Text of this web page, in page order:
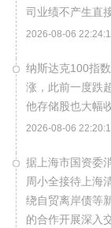
司业绩不产生直
2026-08-06
纳斯达克100指
涨，此前一度跌
他存储股也大幅
2026-08-06
据上海市国资委
周小全接待上海
绕自贸离岸债等
的合作开展深入